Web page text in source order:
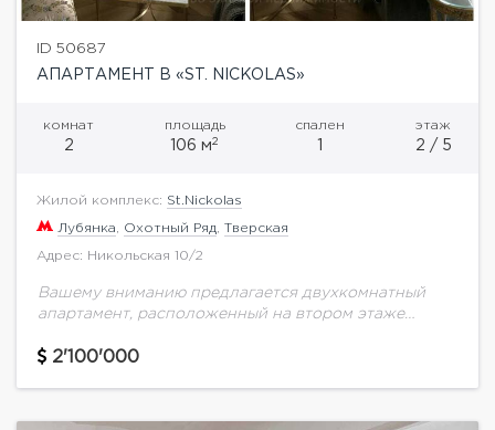
ID 50687
АПАРТАМЕНТ В «ST. NICKOLAS»
комнат
2
площадь
106 м2
спален
1
этаж
2 / 5
Жилой комплекс: St.Nickolas
Лубянка Охотный Ряд Тверская
Адрес: Никольская 10/2
Вашему вниманию предлагается двухкомнатный
апартамент, расположенный на втором этаже
Кремля.В дизайнерской отделке использовались
2'100'000